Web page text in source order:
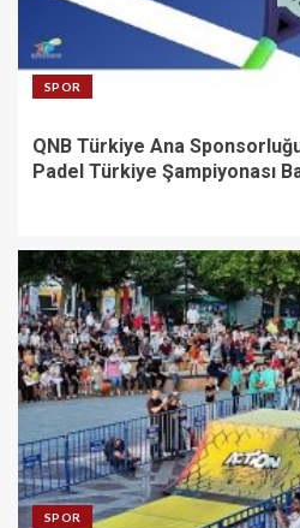
SPOR
QNB Türkiye Ana
Padel Türkiye Şampiyonası
SPOR